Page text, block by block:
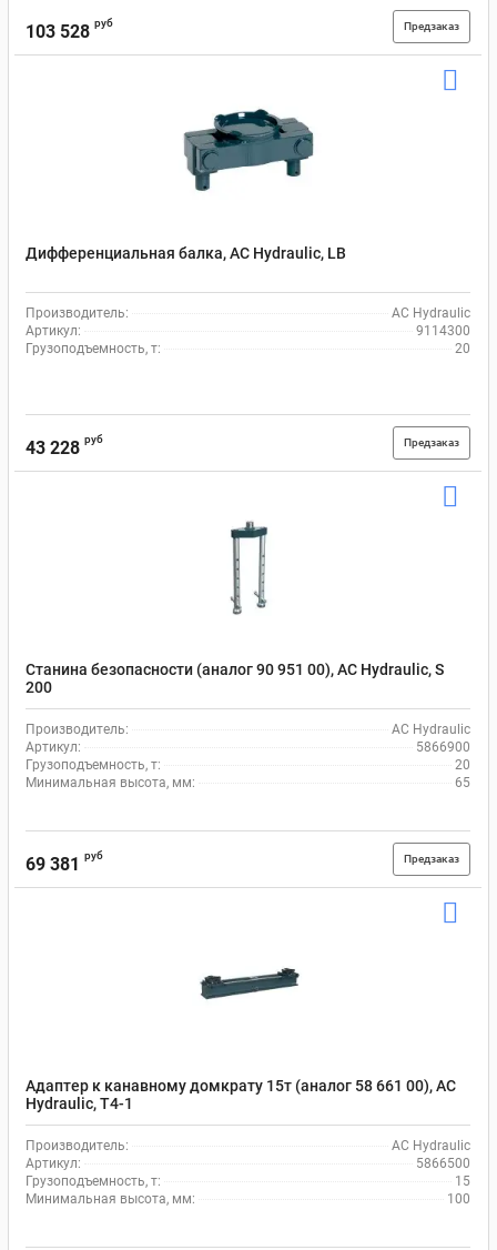
103 528 руб Предзаказ
Дифференциальная балка, AC Hydraulic, LB
Производитель:
AC Hydraulic
Артикул:
9114300
Грузоподъемность, т:
20
43 228 руб Предзаказ
Станина безопасности (аналог 90 951 00), AC Hydraulic, S
200
Производитель:
AC Hydraulic
Артикул:
5866900
Грузоподъемность, т:
20
Минимальная высота, мм:
65
69 381 руб Предзаказ
Адаптер к канавному домкрату 15т (аналог 58 661 00), AC
Hydraulic, T4-1
Производитель:
AC Hydraulic
Артикул:
5866500
Грузоподъемность, т:
15
Минимальная высота, мм:
100